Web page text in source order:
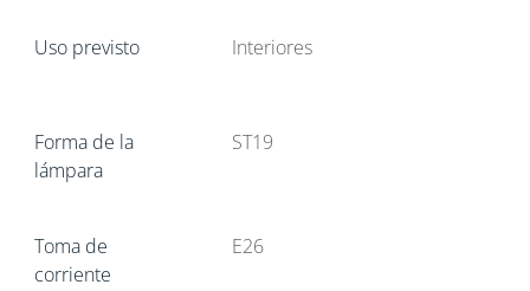
Uso previsto Interiores
Forma de la
lámpara
ST19
Toma de
corriente
E26